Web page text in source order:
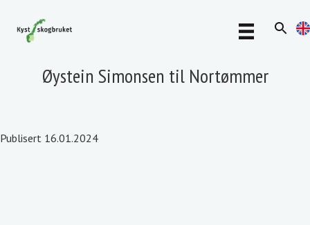
Øystein Simonsen til Nortømmer
Publisert 16.01.2024